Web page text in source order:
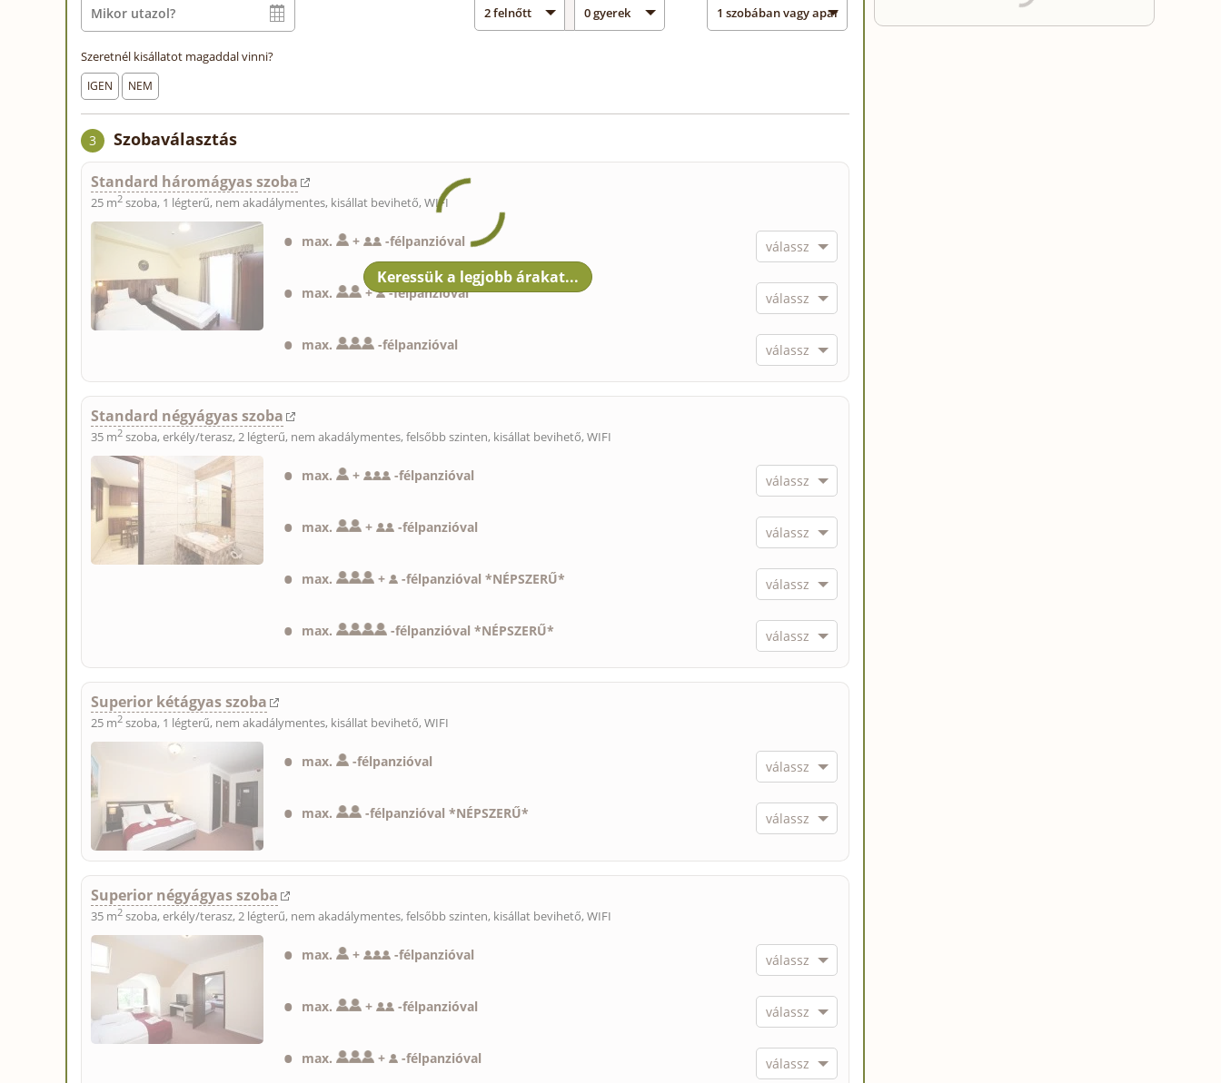
Szeretnél kisállatot magaddal vinni?
IGEN NEM
3 Szobaválasztás
Standard háromágyas szoba
25 m2 szoba, 1 légterű, nem akadálymentes, kisállat bevihető, WIFI
max. + -félpanzióval
max. + -félpanzióval
max. -félpanzióval
Standard négyágyas szoba
35 m2 szoba, erkély/terasz, 2 légterű, nem akadálymentes, felsőbb szinten, kisállat bevihető, WIFI
max. + -félpanzióval
max. + -félpanzióval
max. + -félpanzióval *NÉPSZERŰ*
max. -félpanzióval *NÉPSZERŰ*
Superior kétágyas szoba
25 m2 szoba, 1 légterű, nem akadálymentes, kisállat bevihető, WIFI
max. -félpanzióval
max. -félpanzióval *NÉPSZERŰ*
Superior négyágyas szoba
35 m2 szoba, erkély/terasz, 2 légterű, nem akadálymentes, felsőbb szinten, kisállat bevihető, WIFI
max. + -félpanzióval
max. + -félpanzióval
max. + -félpanzióval